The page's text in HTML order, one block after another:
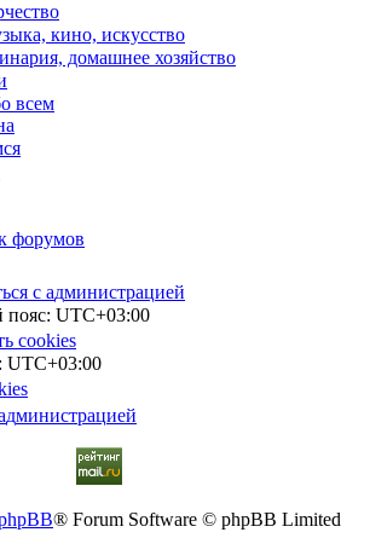
кино, искусство
домашнее хозяйство
всем
форумов
ься с администрацией
пояс: UTC+03:00
cookies
UTC+03:00
дминистрацией
® Forum Software © phpBB Limited